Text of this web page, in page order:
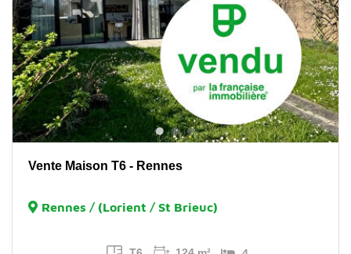
Vente Maison T6 - Rennes
Rennes / (Lorient / St Brieuc)